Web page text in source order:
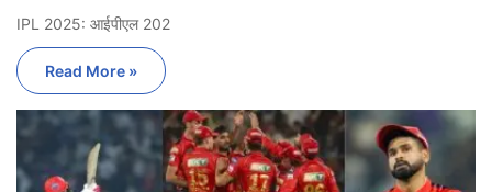
IPL 2025: आईपीएल 202
Read More »